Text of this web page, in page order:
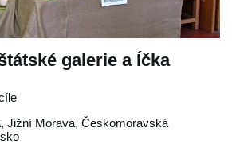
galerie a Íčka
, Jižní Morava, Českomoravská